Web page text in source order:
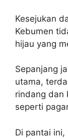
Kesejukan
Kebumen
hijau yang
Sepanjang
utama,
rindang dan
seperti
Di pantai